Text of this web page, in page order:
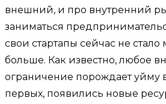
внешний, и про внутренний
заниматься
свои стартапы сейчас не стало
больше. Как известно, любое
ограничение порождает уйму
первых, появились новые